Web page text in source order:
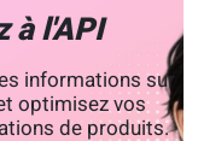
à l'API
informations sur
optimisez vos
de produits.